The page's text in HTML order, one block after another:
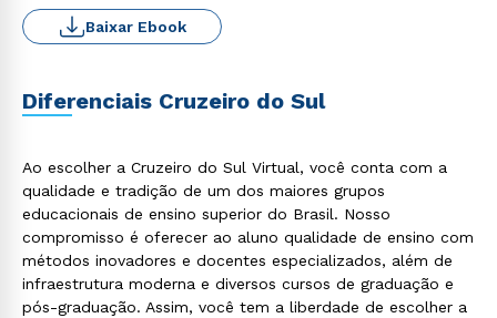
Baixar Ebook
Diferenciais Cruzeiro do Sul
Ao escolher a Cruzeiro do Sul Virtual, você conta com a
qualidade e tradição de um dos maiores grupos
educacionais de ensino superior do Brasil. Nosso
compromisso é oferecer ao aluno qualidade de ensino com
métodos inovadores e docentes especializados, além de
infraestrutura moderna e diversos cursos de graduação e
pós-graduação. Assim, você tem a liberdade de escolher a